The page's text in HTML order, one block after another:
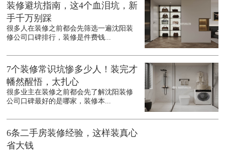
装修避坑指南，这4个血泪坑，新
手千万别踩
很多人在装修之前都会先筛选一遍沈阳装
修公司口碑排行，装修是件费钱...
7个装修常识坑惨多少人！装完才
幡然醒悟，太扎心
很多业主在装修之前都会先了解沈阳装修
公司口碑最好的是哪家，装修本...
6条二手房装修经验，这样装真心
省大钱